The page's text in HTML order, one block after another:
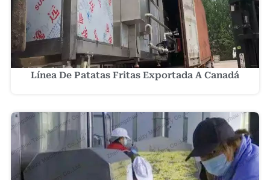
Línea De Patatas Fritas Exportada A Canadá